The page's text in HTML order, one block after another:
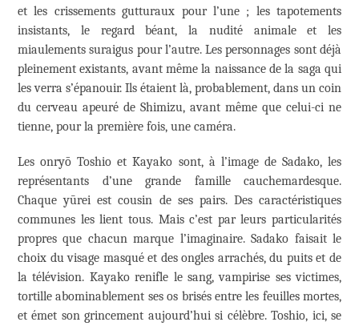
et les crissements gutturaux pour l’une ; les tapotements
insistants, le regard béant, la nudité animale et les
miaulements suraigus pour l’autre. Les personnages sont déjà
pleinement existants, avant même la naissance de la saga qui
les verra s’épanouir. Ils étaient là, probablement, dans un coin
du cerveau apeuré de Shimizu, avant même que celui-ci ne
tienne, pour la première fois, une caméra.
Les onryō Toshio et Kayako sont, à l’image de Sadako, les
représentants d’une grande famille cauchemardesque.
Chaque yūrei est cousin de ses pairs. Des caractéristiques
communes les lient tous. Mais c’est par leurs particularités
propres que chacun marque l’imaginaire. Sadako faisait le
choix du visage masqué et des ongles arrachés, du puits et de
la télévision. Kayako renifle le sang, vampirise ses victimes,
tortille abominablement ses os brisés entre les feuilles mortes,
et émet son grincement aujourd’hui si célèbre. Toshio, ici, se